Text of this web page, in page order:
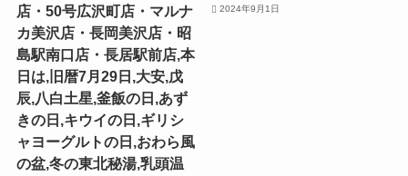
店・50号広沢町店・マルナ
カ美沢店・長岡美沢店・昭
島駅南口店・長居駅前店,本
日は,旧暦7月29日,大安,戊
辰,八白土星,釜飯の日,あず
きの日,キウイの日,ギリシ
ャヨーグルトの日,おわら風
の盆,冬の東北秘湯,乳頭温
2024年9月1日